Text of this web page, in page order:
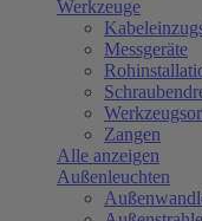
Werkzeuge
Messgeräte
Zangen
Alle anzeigen
Außenleuchten